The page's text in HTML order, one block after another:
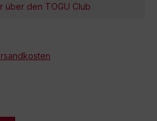
über den TOGU Club